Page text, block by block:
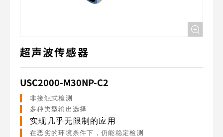
超声波传感器
USC2000-M30NP-C2
非接触式检测
多种类型输出选择
实现几乎无限制的应用
在恶劣的环境条件下，仍能稳定检测